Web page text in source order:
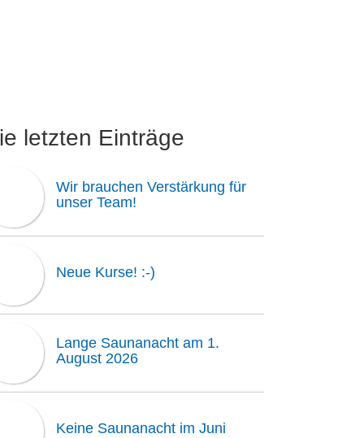
letzten Einträge
Wir brauchen Verstärkung für
unser Team!
Neue Kurse! :-)
Lange Saunanacht am 1.
August 2026
Keine Saunanacht im Juni